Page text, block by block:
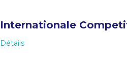
Internationale
Détails